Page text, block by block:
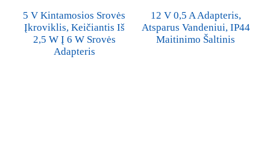
5 V Kintamosios Srovės
Įkroviklis, Keičiantis Iš
2,5 W Į 6 W Srovės
Adapteris
12 V 0,5 A Adapteris,
Atsparus Vandeniui, IP44
Maitinimo Šaltinis